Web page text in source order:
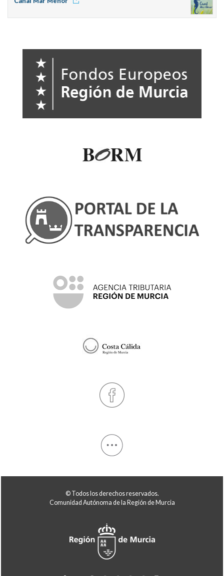
© Todos los derechos reservados.
Comunidad Autónoma de la Región de Murcia